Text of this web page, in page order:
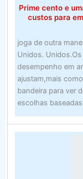
Prime cento e
custos para
joga de outra
Unidos.
desempenho em
ajustam,mais
bandeira para ver
escolhas